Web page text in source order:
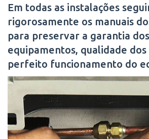
Em todas as instalações
rigorosamente os manuais
para preservar a garantia dos
equipamentos, qualidade dos
perfeito funcionamento do